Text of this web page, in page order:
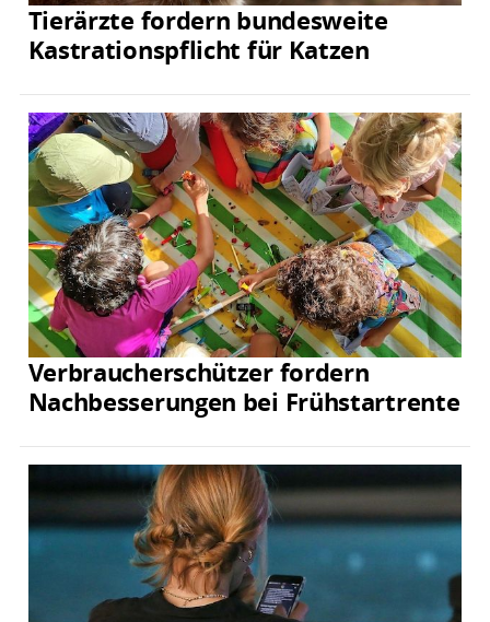
Tierärzte fordern bundesweite
Kastrationspflicht für Katzen
Verbraucherschützer fordern
Nachbesserungen bei Frühstartrente